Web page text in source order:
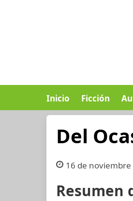
Inicio Ficción
Del
16 de noviembre
Resumen